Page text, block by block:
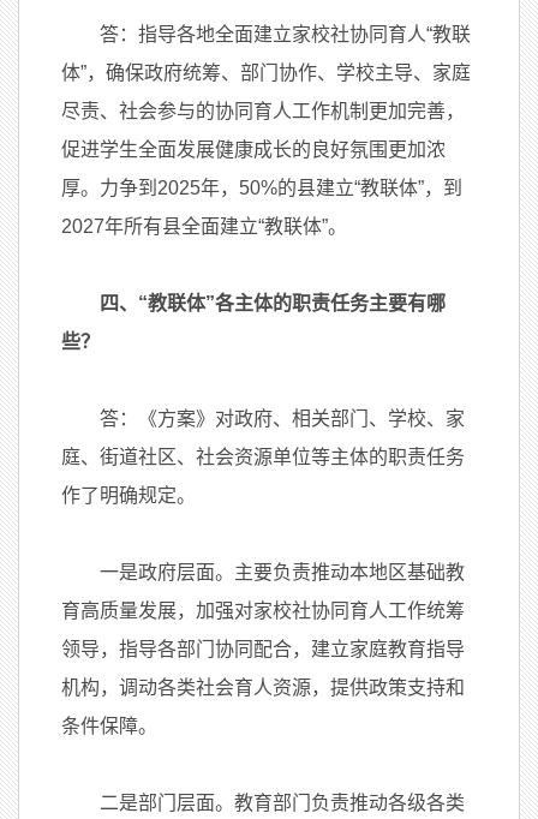
答：指导各地全面建立家校社协同育人“教联
体”，确保政府统筹、部门协作、学校主导、家庭
尽责、社会参与的协同育人工作机制更加完善，
促进学生全面发展健康成长的良好氛围更加浓
厚。力争到2025年，50%的县建立“教联体”，到
2027年所有县全面建立“教联体”。
四、“教联体”各主体的职责任务主要有哪
些？
答：《方案》对政府、相关部门、学校、家
庭、街道社区、社会资源单位等主体的职责任务
作了明确规定。
一是政府层面。主要负责推动本地区基础教
育高质量发展，加强对家校社协同育人工作统筹
领导，指导各部门协同配合，建立家庭教育指导
机构，调动各类社会育人资源，提供政策支持和
条件保障。
二是部门层面。教育部门负责推动各级各类